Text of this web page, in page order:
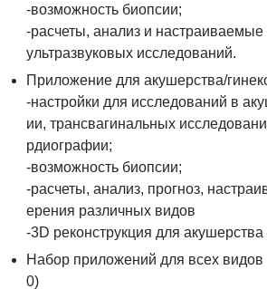
-возможность биопсии;
-расчеты, анализ и
ультразвуковых исследований.
Приложение для акушерства/
-настройки для исследований в
ии, трансвагинальных
рдиографии;
-возможность биопсии;
-расчеты, анализ, прогноз,
ерения различных видов
-3D реконструкция для акушерства
Набор приложений для всех
0)